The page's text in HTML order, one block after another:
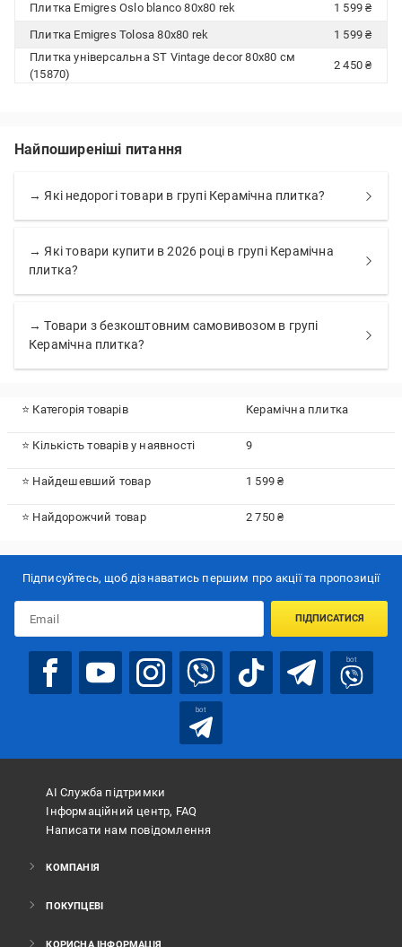
Плитка Emigres Oslo blanco 80x80 rek
1 599 ₴
Плитка Emigres Tolosa 80x80 rek
1 599 ₴
Плитка універсальна ST Vintage decor 80х80 см
(15870)
2 450 ₴
Найпоширеніші питання
→ Які недорогі товари в групі Керамічна плитка?
→ Які товари купити в 2026 році в групі Керамічна
плитка?
→ Товари з безкоштовним самовивозом в групі
Керамічна плитка?
⭐ Категорія товарів Керамічна плитка
⭐ Кількість товарів у наявності 9
⭐ Найдешевший товар 1 599 ₴
⭐ Найдорожчий товар 2 750 ₴
Підписуйтесь, щоб дізнаватись першим про акції та пропозиції
ПІДПИСАТИСЯ
bot
bot
АІ Служба підтримки
Інформаційний центр, FAQ
Написати нам повідомлення
КОМПАНІЯ
ПОКУПЦЕВІ